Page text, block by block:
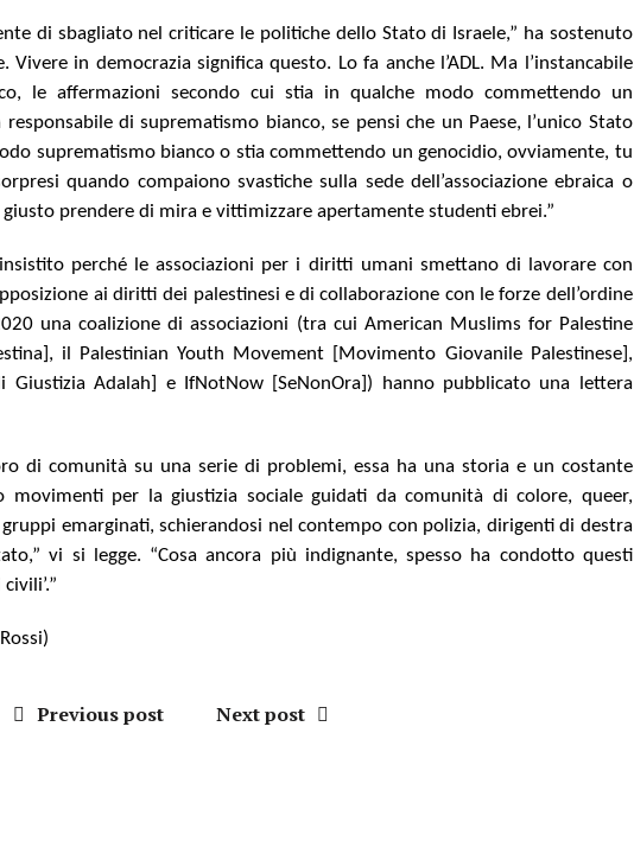
di sbagliato nel criticare le politiche dello Stato di Israele,” ha sostenuto
Vivere in democrazia significa questo. Lo fa anche l’ADL. Ma l’instancabile
le affermazioni secondo cui stia in qualche modo commettendo un
di suprematismo bianco, se pensi che un Paese, l’unico Stato
suprematismo bianco o stia commettendo un genocidio, ovviamente, tu
quando compaiono svastiche sulla sede dell’associazione ebraica o
prendere di mira e vittimizzare apertamente studenti ebrei.”
perché le associazioni per i diritti umani smettano di lavorare con
ai diritti dei palestinesi e di collaborazione con le forze dell’ordine
una coalizione di associazioni (tra cui American Muslims for Palestine
il Palestinian Youth Movement [Movimento Giovanile Palestinese],
Giustizia Adalah] e IfNotNow [SeNonOra]) hanno pubblicato una lettera
di comunità su una serie di problemi, essa ha una storia e un costante
movimenti per la giustizia sociale guidati da comunità di colore, queer,
emarginati, schierandosi nel contempo con polizia, dirigenti di destra
vi si legge. “Cosa ancora più indignante, spesso ha condotto questi
Previous post Next post